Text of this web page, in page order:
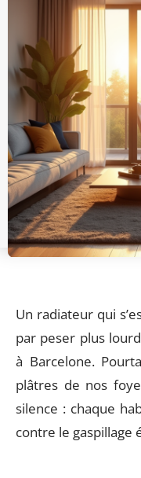
Un radiateur qui
par peser plus
à Barcelone.
plâtres de nos
silence : chaque
contre le gaspillage